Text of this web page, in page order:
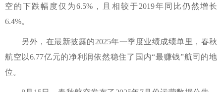
空的下跌幅度仅为6.5%，且相较于2019年同比仍然增长
6.4%。
另外，在最新披露的2025年一季度业绩成绩单里，春秋
航空以6.77亿元的净利润依然稳住了国内“最赚钱”航司的地
位。